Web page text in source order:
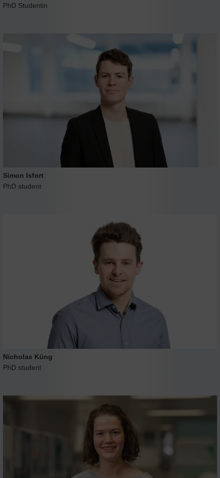
PhD Studentin
Simon Isfort
PhD student
Nicholas Küng
PhD student